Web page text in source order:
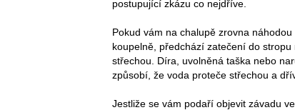
postupující zkázu co nejdříve.
Pokud vám na chalupě zrovna
koupelně, předchází zatečení do
střechou. Díra, uvolněná taška nebo
způsobí, že voda proteče střechou a
Jestliže se vám podaří objevit závadu